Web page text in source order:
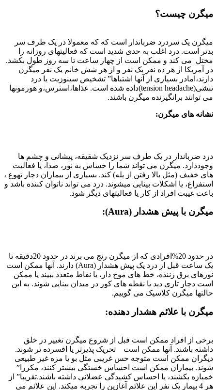
میگرن چیست؟
میگرن یک سردرد ضرباندار است که که معمولا در یک طرف سر
بدتر است. درد اغلب به حدی شدید است که فعالیتهای روزانه را
مختل می کند و ممکن است از چهار ساعت تا سه روز طول بکشد.
در آمریکا از هر ده نفر یک نفر و از هر شش خانم یک نفر میگرن
دارند،امادر بسیاری از آنها اشتباها” تشخیص سینوزیت یا درد
تنشی(tension headache)داده شده است. غذاها،استرس،و هورمونها
می توانند برانگیزنده میگرن باشند.
نشانه های میگرن:
درد ضرباندار در یک طرف سر نزدیک شقیقه، پیشانی و چشم ها
وجوددارد. میگرن می تواند شما را حساس به نور، صدا، یا فعالیت
های خفیف (مثل بالا رفتن از پله) کند. بسیاری از بیماران دچار تهوع ،
استفراغ، یا اشکلات بینایی میشوند. درد می تواند ناتوان کننده باشد و
باعث غیبت افراد از کار یا فعالیتهای دیگر شود.
میگرن با پیش هشدار (Aura):
در حدود 20%افرادی که از میگرن رنج می برند در حدود 20دقیقه تا
یک ساعت قبل از درد یک پیش هشدار (Aura) دارند. آنها ممکن است
نورهای برق زننده، خط های موج دار، یا نقاط متعدد ببیند یا ممکن
است دچار تاری دید یا نقطه های کور در میدان بینایی شوند. به این
حالتها میگرن کلاسیک می گوییم.
میگرن با علائم هشدار دهنده:
برخی از افراد ممکن است فبل از شروع میگرن تغییر در خلق
داشته باشند. آنها ممکن است تحریک پذیرتر یا افسرده تر شوند.
دیگران ممکن است متوجه حس غریبی مثل بو یا مزه غیر طبیعی
شوند. بیماران ممکن است احساس خستگی بیشتر کنند، مکررا”
خمیازه بکشند، یا احساس کشیدگی عضلانی داشته باشند.تقریبا” از
هر 4 بیمار یک نفر این علائم آغازین را تجربه میکند. این علائم می